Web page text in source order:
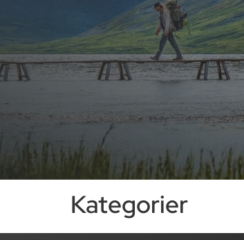
Kategorier